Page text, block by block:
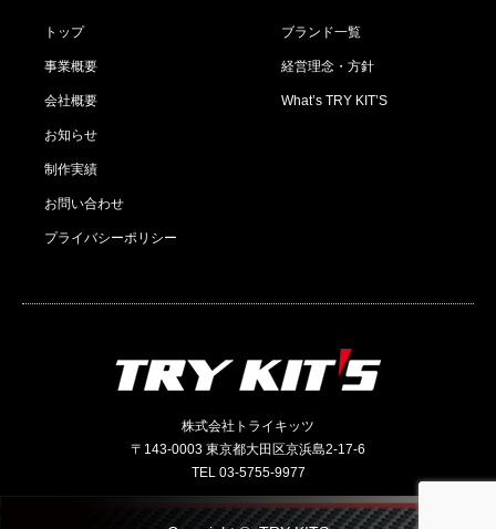
トップ
事業概要
会社概要
お知らせ
制作実績
お問い合わせ
プライバシーポリシー
ブランド一覧
経営理念・方針
What’s TRY KIT’S
株式会社トライキッツ
〒143-0003 東京都大田区京浜島2-17-6
TEL 03-5755-9977